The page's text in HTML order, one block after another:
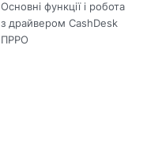
Основні функції і робота
з драйвером CashDesk
ПРРО